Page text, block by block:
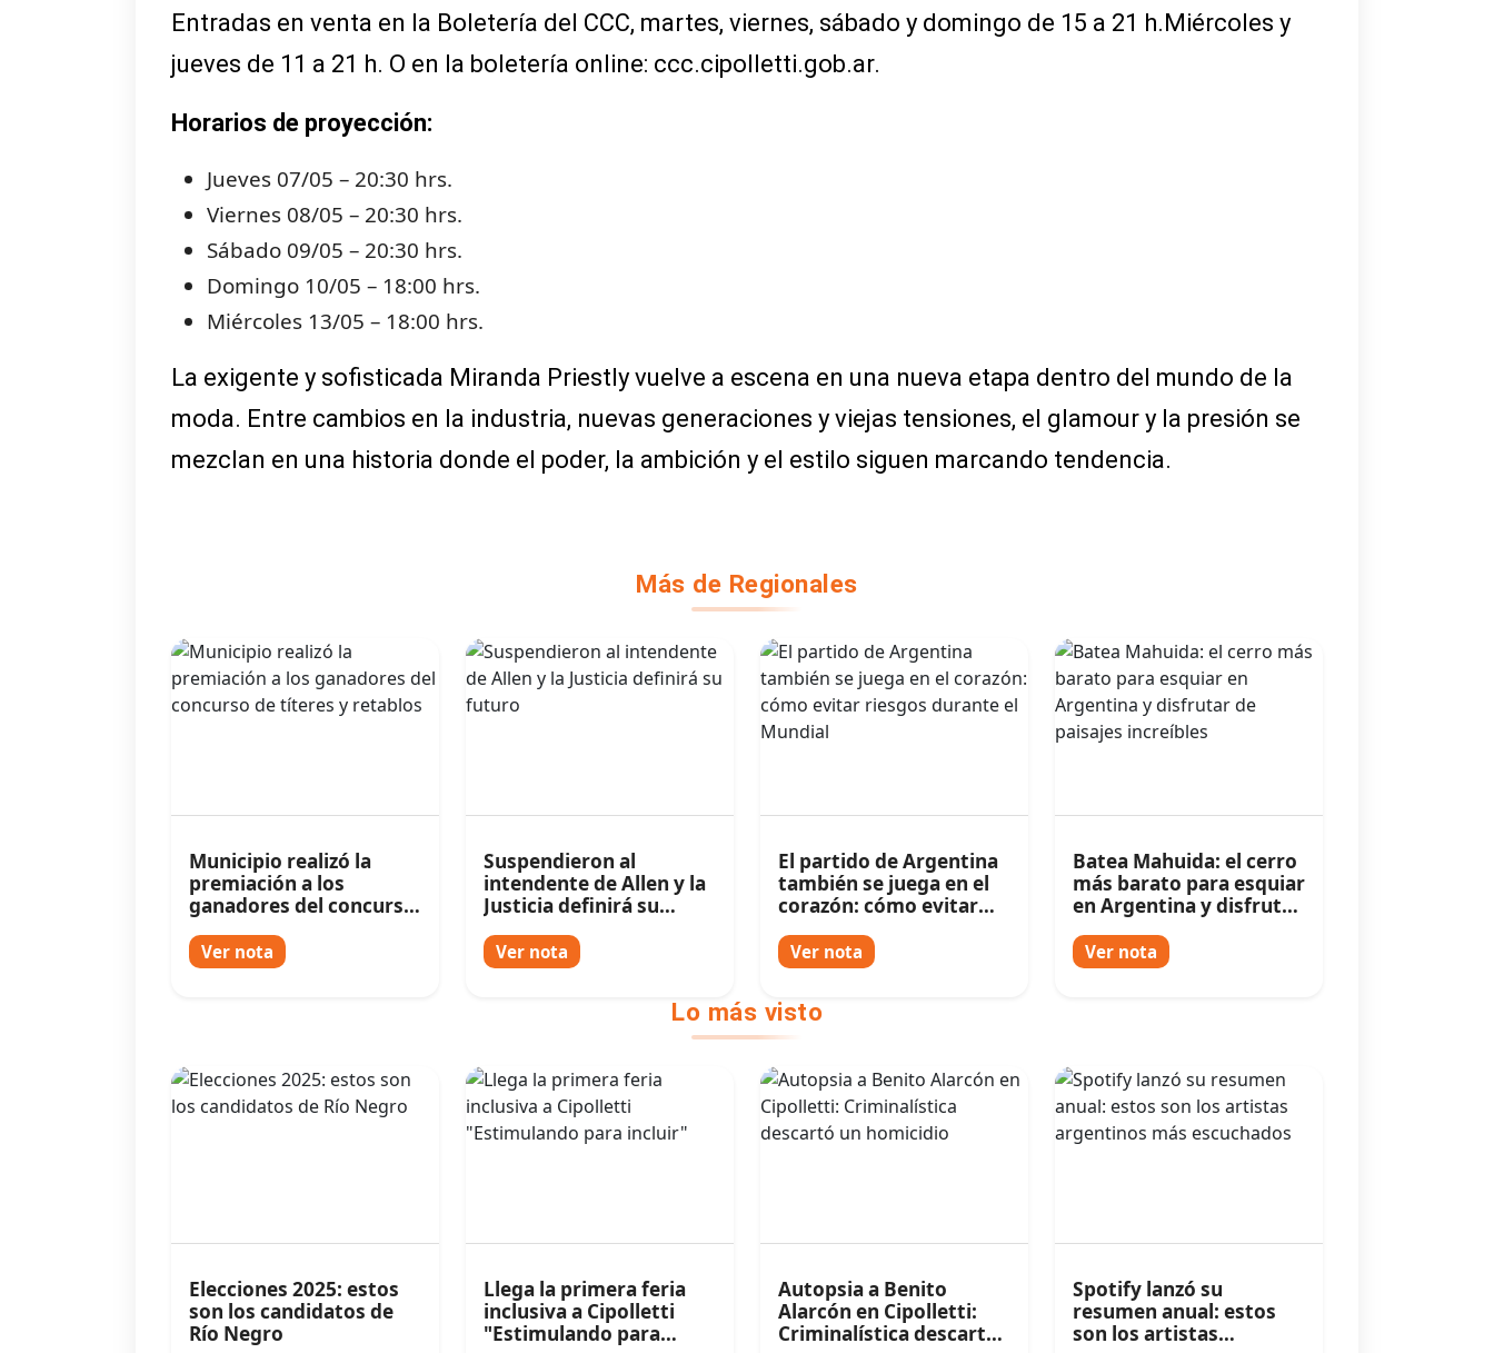
Entradas en venta en la Boletería del CCC, martes, viernes, sábado y domingo de 15 a 21 h.Miércoles y
jueves de 11 a 21 h. O en la boletería online: ccc.cipolletti.gob.ar.
Horarios de proyección:
Jueves 07/05 – 20:30 hrs.
Viernes 08/05 – 20:30 hrs.
Sábado 09/05 – 20:30 hrs.
Domingo 10/05 – 18:00 hrs.
Miércoles 13/05 – 18:00 hrs.
La exigente y sofisticada Miranda Priestly vuelve a escena en una nueva etapa dentro del mundo de la
moda. Entre cambios en la industria, nuevas generaciones y viejas tensiones, el glamour y la presión se
mezclan en una historia donde el poder, la ambición y el estilo siguen marcando tendencia.
Más de Regionales
Municipio realizó la
premiación a los
ganadores del concurso
Ver nota
Suspendieron al
intendente de Allen y la
Justicia definirá su
Ver nota
El partido de Argentina
también se juega en el
corazón: cómo evitar
Mundial
Ver nota
Batea Mahuida: el cerro
más barato para esquiar
en Argentina y disfrutar
Ver nota
Lo más visto
Elecciones 2025: estos
son los candidatos de
Río Negro
Llega la primera feria
inclusiva a Cipolletti
"Estimulando para
Autopsia a Benito
Alarcón en Cipolletti:
Criminalística descartó
Spotify lanzó su
resumen anual: estos
son los artistas